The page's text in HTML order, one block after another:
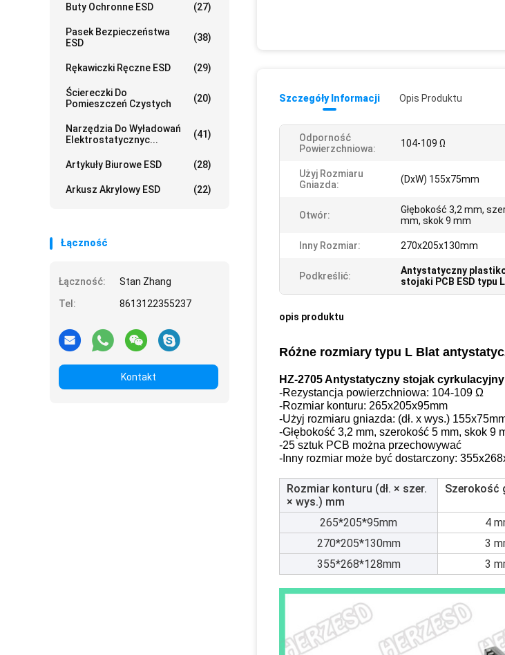
Buty Ochronne ESD (27)
Pasek Bezpieczeństwa
ESD
(38)
Rękawiczki Ręczne ESD (29)
Ściereczki Do
Pomieszczeń Czystych
(20)
Narzędzia Do Wyładowań
Elektrostatycznyc...
(41)
Artykuły Biurowe ESD (28)
Arkusz Akrylowy ESD (22)
Łączność
Łączność:
Stan Zhang
Tel:
8613122355237
Kontakt
Szczegóły Informacji Opis Produktu
Odporność
Powierzchniowa:
104-109 Ω
Użyj Rozmiaru
Gniazda:
(DxW) 155x75mm
Otwór:
Głębokość 3,2 mm,
mm, skok 9 mm
Inny Rozmiar: 270x205x130mm
Podkreślić: Antystatyczny
stojaki PCB ESD typu L
opis produktu
Różne rozmiary typu L Blat
HZ-2705 Antystatyczny stojak
-Rezystancja powierzchniowa: 104-109 Ω
-Rozmiar konturu: 265x205x95mm
-Użyj rozmiaru gniazda: (dł. x wys.)
-Głębokość 3,2 mm, szerokość 5 mm, skok 9
-25 sztuk PCB można przechowywać
-Inny rozmiar może być dostarczony:
Rozmiar konturu (dł. × szer.
× wys.) mm
Szerokość
265*205*95mm 4
270*205*130mm
3
355*268*128mm
3